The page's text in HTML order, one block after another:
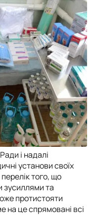
і надалі
установи своїх
того, що
зусиллями та
протистояти
на це спрямовані всі